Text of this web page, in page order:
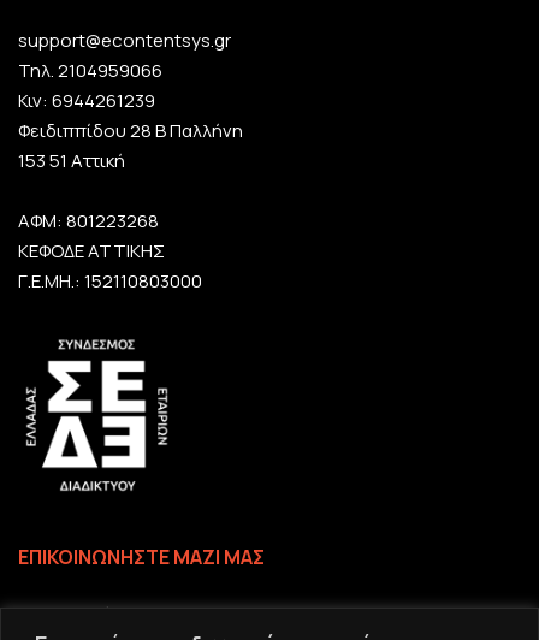
support@econtentsys.gr
Τηλ. 2104959066
Κιν: 6944261239
Φειδιππίδου 28 Β Παλλήνη
153 51 Αττική
ΑΦΜ: 801223268
ΚΕΦΟΔΕ ΑΤΤΙΚΗΣ
Γ.Ε.ΜΗ.: 152110803000
ΕΠΙΚΟΙΝΩΝΗΣΤΕ ΜΑΖΙ ΜΑΣ
Επικοινωνία